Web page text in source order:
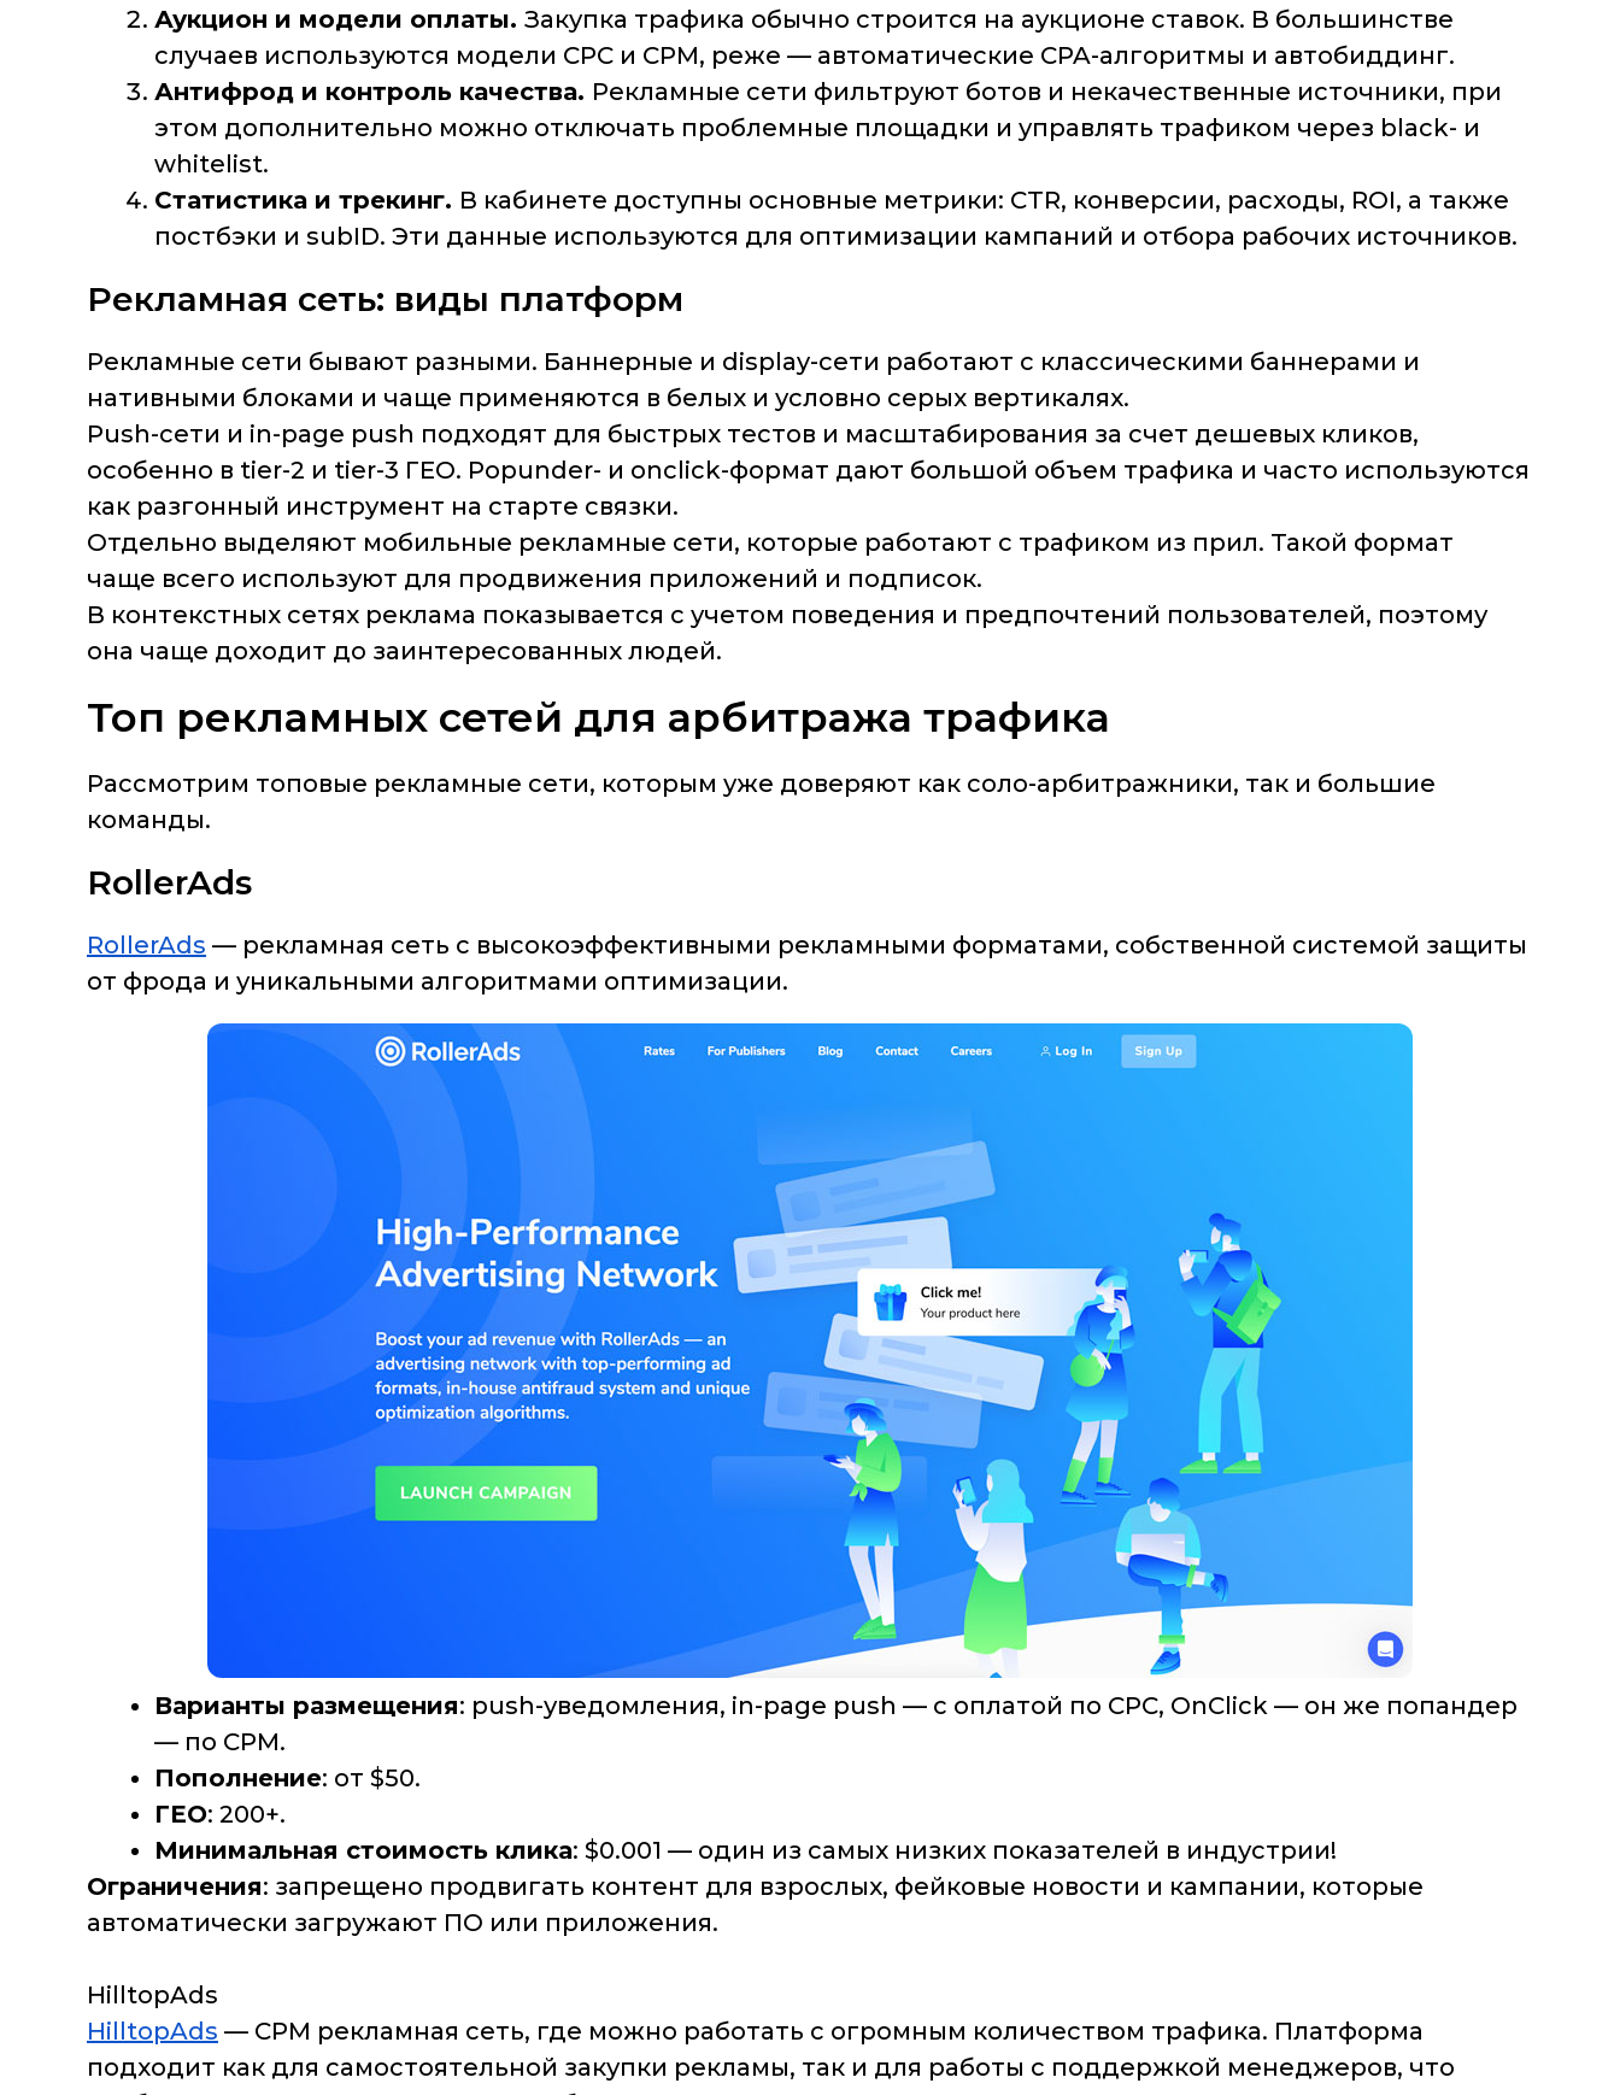
Аукцион и модели оплаты. Закупка трафика обычно строится на аукционе ставок. В большинстве
случаев используются модели CPC и CPM, реже — автоматические CPA-алгоритмы и автобиддинг.
Антифрод и контроль качества. Рекламные сети фильтруют ботов и некачественные источники, при
этом дополнительно можно отключать проблемные площадки и управлять трафиком через black- и
whitelist.
Статистика и трекинг. В кабинете доступны основные метрики: CTR, конверсии, расходы, ROI, а также
постбэки и subID. Эти данные используются для оптимизации кампаний и отбора рабочих источников.
Рекламная сеть: виды платформ
Рекламные сети бывают разными. Баннерные и display-сети работают с классическими баннерами и
нативными блоками и чаще применяются в белых и условно серых вертикалях.
Push-сети и in-page push подходят для быстрых тестов и масштабирования за счет дешевых кликов,
особенно в tier-2 и tier-3 ГЕО. Popunder- и onclick-формат дают большой объем трафика и часто используются
как разгонный инструмент на старте связки.
Отдельно выделяют мобильные рекламные сети, которые работают с трафиком из прил. Такой формат
чаще всего используют для продвижения приложений и подписок.
В контекстных сетях реклама показывается с учетом поведения и предпочтений пользователей, поэтому
она чаще доходит до заинтересованных людей.
Топ рекламных сетей для арбитража трафика
Рассмотрим топовые рекламные сети, которым уже доверяют как соло-арбитражники, так и большие
команды.
RollerAds
RollerAds — рекламная сеть с высокоэффективными рекламными форматами, собственной системой защиты
от фрода и уникальными алгоритмами оптимизации.
Варианты размещения: push-уведомления, in-page push — с оплатой по CPC, OnClick — он же попандер
— по CPM.
Пополнение: от $50.
ГЕО: 200+.
Минимальная стоимость клика: $0.001 — один из самых низких показателей в индустрии!
Ограничения: запрещено продвигать контент для взрослых, фейковые новости и кампании, которые
автоматически загружают ПО или приложения.
HilltopAds
HilltopAds — CPM рекламная сеть, где можно работать с огромным количеством трафика. Платформа
подходит как для самостоятельной закупки рекламы, так и для работы с поддержкой менеджеров, что